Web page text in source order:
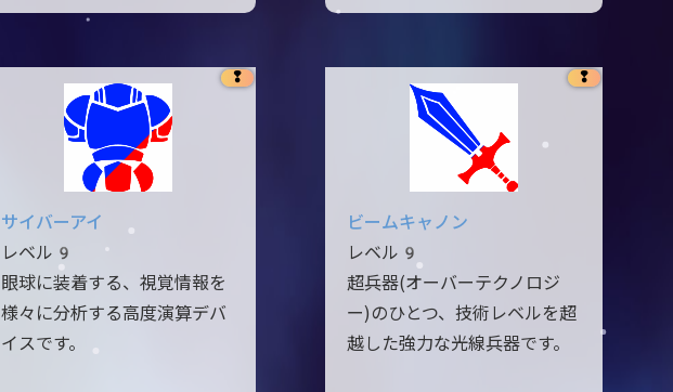
❢
サイバーアイ
レベル9
眼球に装着する、視覚情報を
様々に分析する高度演算デバ
イスです。
❢
ビームキャノン
レベル9
超兵器(オーバーテクノロジ
ー)のひとつ、技術レベルを超
越した強力な光線兵器です。